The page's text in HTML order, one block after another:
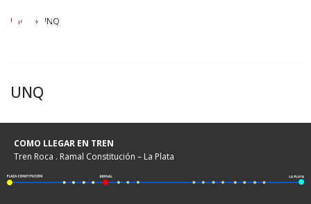
Inicio » UNQ
UNQ
COMO LLEGAR EN TREN
Tren Roca . Ramal Constitución – La Plata